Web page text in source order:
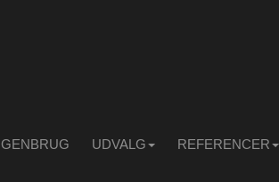
GENBRUG UDVALG REFERENCER